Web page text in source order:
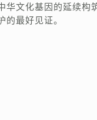
文化基因的延续
最好见证。